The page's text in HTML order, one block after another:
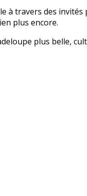
à travers des
plus encore.
plus belle,